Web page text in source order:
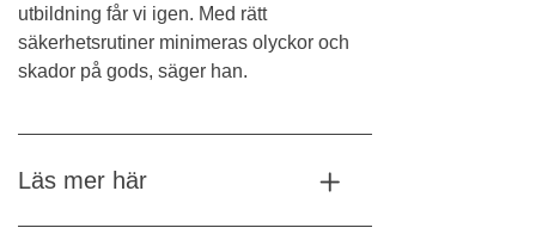
utbildning får vi igen. Med rätt
säkerhetsrutiner minimeras olyckor och
skador på gods, säger han.
Läs mer här